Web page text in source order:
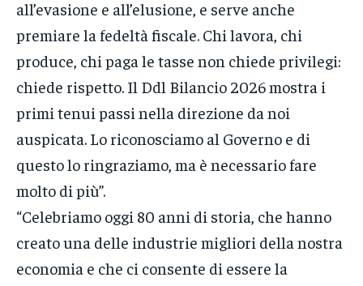
all’evasione e all’elusione, e serve anche
premiare la fedeltà fiscale. Chi lavora, chi
produce, chi paga le tasse non chiede privilegi:
chiede rispetto. Il Ddl Bilancio 2026 mostra i
primi tenui passi nella direzione da noi
auspicata. Lo riconosciamo al Governo e di
questo lo ringraziamo, ma è necessario fare
molto di più”.
“Celebriamo oggi 80 anni di storia, che hanno
creato una delle industrie migliori della nostra
economia e che ci consente di essere la